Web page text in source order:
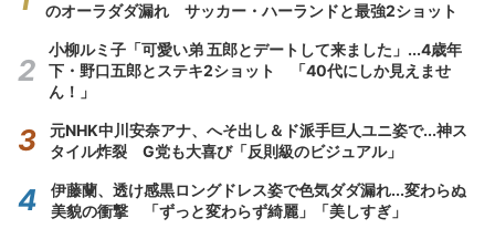
のオーラダダ漏れ サッカー・ハーランドと最強2ショット
小柳ルミ子「可愛い弟 五郎とデートして来ました」...4歳年
下・野口五郎とステキ2ショット 「40代にしか見えませ
ん！」
元NHK中川安奈アナ、へそ出し＆ド派手巨人ユニ姿で...神ス
タイル炸裂 G党も大喜び「反則級のビジュアル」
伊藤蘭、透け感黒ロングドレス姿で色気ダダ漏れ...変わらぬ
美貌の衝撃 「ずっと変わらず綺麗」「美しすぎ」